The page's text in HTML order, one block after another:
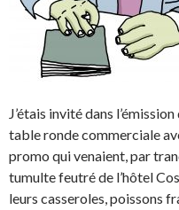
J’étais invité dans
table ronde commerciale
promo qui venaient, par
tumulte feutré de l’hôtel
leurs casseroles, poissons